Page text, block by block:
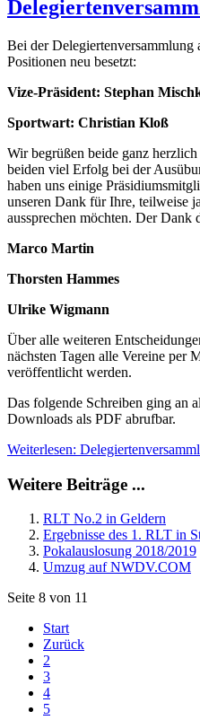
Bei der
Positionen neu besetzt:
Vize-Präsident: Stephan
Sportwart: Christian Kloß
Wir begrüßen beide ganz
beiden viel Erfolg bei der
haben uns einige
unseren Dank für Ihre, teilweise
aussprechen möchten. Der Dank
Marco Martin
Thorsten Hammes
Ulrike Wigmann
Über alle weiteren
nächsten Tagen alle Vereine per
veröffentlicht werden.
Das folgende Schreiben ging an
Downloads als PDF abrufbar.
Weiterlesen:
Weitere Beiträge ...
RLT No.2 in Geldern
Ergebnisse des 1. RLT in
Pokalauslosung 2018/2019
Umzug auf NWDV.COM
Seite 8 von 11
Start
Zurück
2
3
4
5